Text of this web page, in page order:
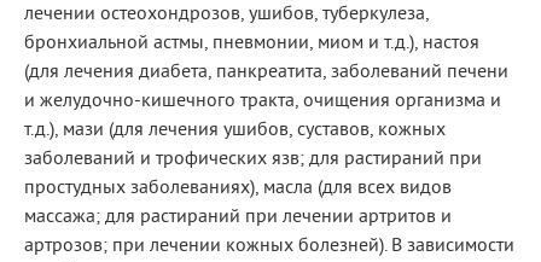
лечении остеохондрозов, ушибов, туберкулеза,
бронхиальной астмы, пневмонии, миом и т.д.), настоя
(для лечения диабета, панкреатита, заболеваний печени
и желудочно-кишечного тракта, очищения организма и
т.д.), мази (для лечения ушибов, суставов, кожных
заболеваний и трофических язв; для растираний при
простудных заболеваниях), масла (для всех видов
массажа; для растираний при лечении артритов и
артрозов; при лечении кожных болезней). В зависимости